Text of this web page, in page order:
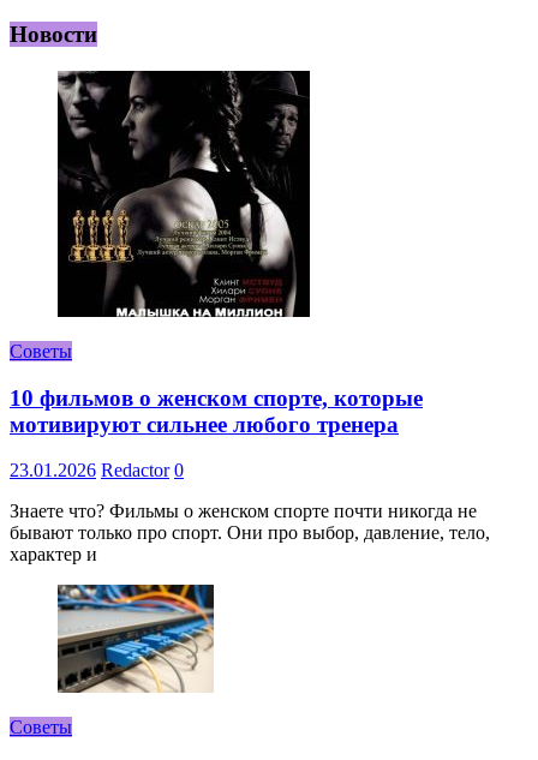
Новости
Советы
10 фильмов о женском спорте, которые
мотивируют сильнее любого тренера
23.01.2026 Redactor 0
Знаете что? Фильмы о женском спорте почти никогда не
бывают только про спорт. Они про выбор, давление, тело,
характер и
Советы